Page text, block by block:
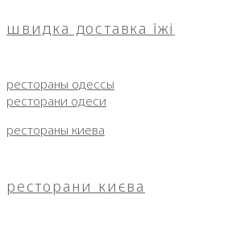
швидка доставка їжі
рестораны одессы
ресторани одеси
рестораны киева
ресторани києва